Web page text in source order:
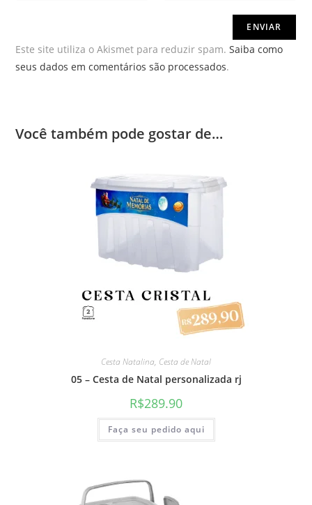
Este site utiliza o Akismet para reduzir spam.Saiba como
seus dados em comentários são processados.
Você também pode gostar de…
Cesta Natalina, Cesta de Natal
05 – Cesta de Natal personalizada rj
R$289.90
Faça seu pedido aqui